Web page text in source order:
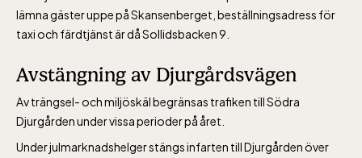
lämna gäster uppe på Skansenberget, beställningsadress för
taxi och färdtjänst är då Sollidsbacken 9.
Avstängning av Djurgårdsvägen
Av trängsel- och miljöskäl begränsas trafiken till Södra
Djurgården under vissa perioder på året.
Under julmarknadshelger stängs infarten till Djurgården över
Bergbanan har
öppet under
påsken, helger i